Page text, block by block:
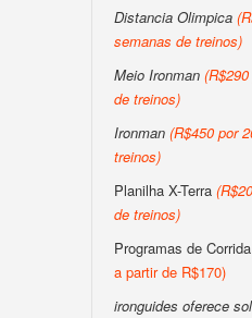
Distancia Olimpica
semanas de treinos)
Meio Ironman
de treinos)
Ironman (R$450 por
treinos)
Planilha X-Terra
de treinos)
Programas de Corrida
a partir de R$170)
ironguides oferece